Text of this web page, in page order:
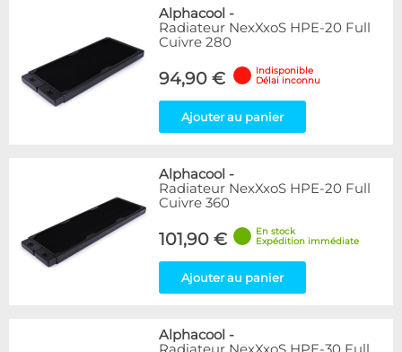
Alphacool -
Radiateur NexXxoS HPE-20 Full
Cuivre 280
94,90 €
Indisponible
Délai inconnu
Ajouter au panier
Alphacool -
Radiateur NexXxoS HPE-20 Full
Cuivre 360
101,90 €
En stock
Expédition immédiate
Ajouter au panier
Alphacool -